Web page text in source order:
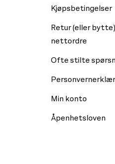
Kjøpsbetingelser
Retur (eller
nettordre
Ofte stilte
Min konto
Åpenhetsloven